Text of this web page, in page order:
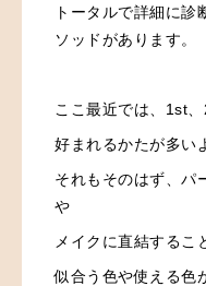
トータルで詳細に診
ソッドがあります。
ここ最近では、1st
好まれるかたが多い
それもそのはず、パ
や
メイクに直結するこ
似合う色や使える色